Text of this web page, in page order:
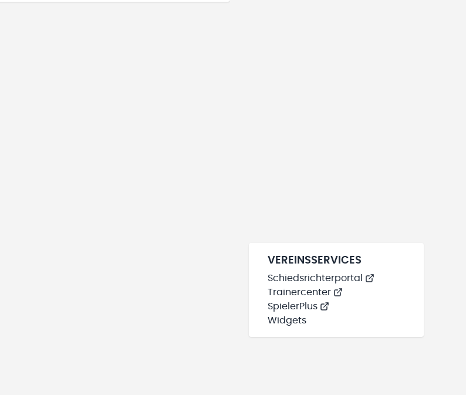
VEREINSSERVICES
Schiedsrichterportal
Trainercenter
SpielerPlus
Widgets